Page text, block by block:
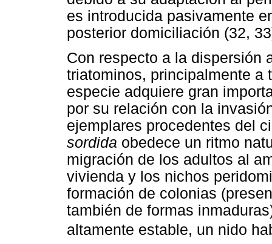
es introducida pasivamente
posterior domiciliación (32,
Con respecto a la dispersión
triatominos, principalmente a
especie adquiere gran
por su relación con la
ejemplares procedentes del
sordida obedece un ritmo
migración de los adultos al
vivienda y los nichos
formación de colonias
también de formas
altamente estable, un nido